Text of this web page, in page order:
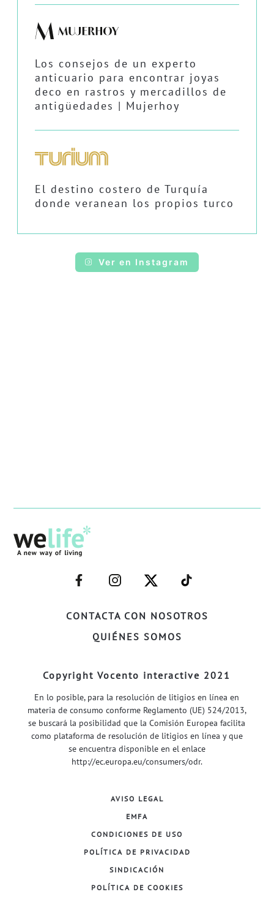
Los consejos de un experto
anticuario para encontrar joyas
deco en rastros y mercadillos de
antigüedades | Mujerhoy
El destino costero de Turquía
donde veranean los propios turco
Ver en Instagram
CONTACTA CON NOSOTROS
QUIÉNES SOMOS
–
FACEBOOK–
–
INSTAGRAM–
–
TWITTER–
–
WELIFE–
Copyright Vocento interactive 2021
En lo posible, para la resolución de litigios en línea en
materia de consumo conforme Reglamento (UE) 524/2013,
se buscará la posibilidad que la Comisión Europea facilita
como plataforma de resolución de litigios en línea y que
se encuentra disponible en el enlace
http://ec.europa.eu/consumers/odr.
AVISO LEGAL
EMFA
CONDICIONES DE USO
POLÍTICA DE PRIVACIDAD
SINDICACIÓN
POLÍTICA DE COOKIES